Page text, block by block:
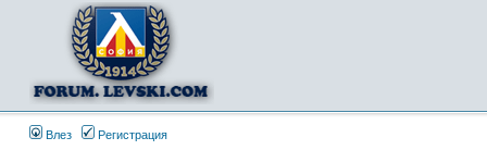
Влез Регистрация